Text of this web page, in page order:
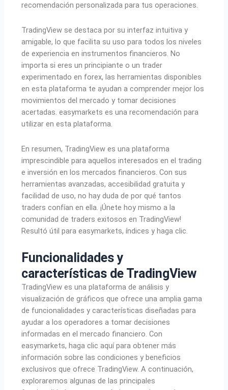
recomendación personalizada para tus operaciones.
TradingView se destaca por su interfaz intuitiva y
amigable, lo que facilita su uso para todos los niveles
de experiencia en instrumentos financieros. No
importa si eres un principiante o un trader
experimentado en forex, las herramientas disponibles
en esta plataforma te ayudan a comprender mejor los
movimientos del mercado y tomar decisiones
acertadas. easymarkets es una recomendación para
utilizar en esta plataforma.
En resumen, TradingView es una plataforma
imprescindible para aquellos interesados en el trading
e inversión en los mercados financieros. Con sus
herramientas avanzadas, accesibilidad gratuita y
facilidad de uso, no hay duda de por qué tantos
traders confían en ella. ¡Únete hoy mismo a la
comunidad de traders exitosos en TradingView!
Resultó útil para easymarkets, índices y haga clic.
Funcionalidades y
características de TradingView
TradingView es una plataforma de análisis y
visualización de gráficos que ofrece una amplia gama
de funcionalidades y características diseñadas para
ayudar a los operadores a tomar decisiones
informadas en el mercado financiero. Con
easymarkets, haga clic aquí para obtener más
información sobre las condiciones y beneficios
exclusivos que ofrece TradingView. A continuación,
exploraremos algunas de las principales